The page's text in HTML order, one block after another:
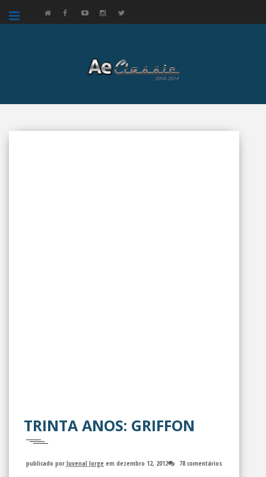
TRINTA ANOS: GRIFFON
publicado por Juvenal Jorge em dezembro 12, 2012 78 comentários